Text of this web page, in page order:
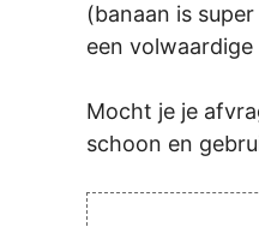
(banaan is
een
Mocht je je
schoon en